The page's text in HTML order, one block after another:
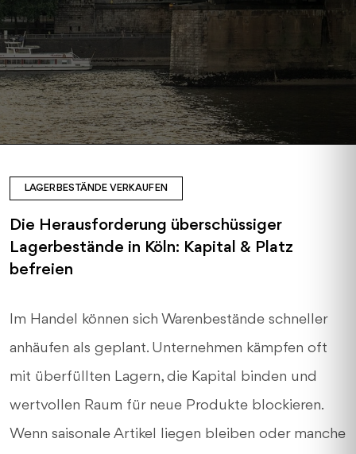
LAGERBESTÄNDE VERKAUFEN
Die Herausforderung überschüssiger
Lagerbestände in Köln: Kapital & Platz
befreien
Im Handel können sich Warenbestände schneller
anhäufen als geplant. Unternehmen kämpfen oft
mit überfüllten Lagern, die Kapital binden und
wertvollen Raum für neue Produkte blockieren.
Wenn saisonale Artikel liegen bleiben oder manche